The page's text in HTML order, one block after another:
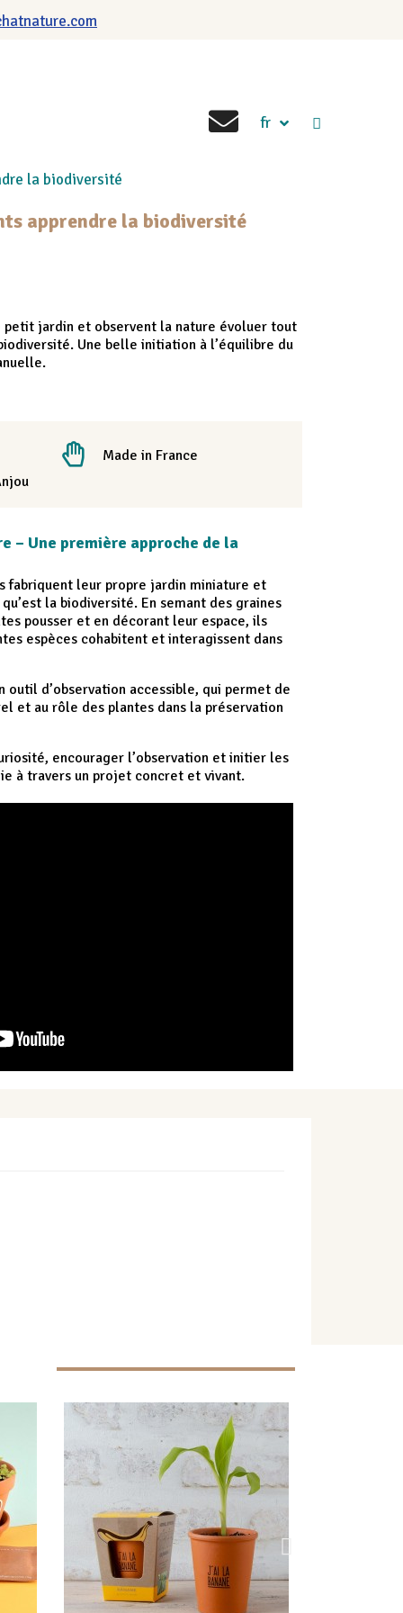
fr
la biodiversité
apprendre la biodiversité
petit jardin et observent la nature évoluer tout
. Une belle initiation à l’équilibre du
Made in France
– Une première approche de la
fabriquent leur propre jardin miniature et
la biodiversité. En semant des graines
pousser et en décorant leur espace, ils
espèces cohabitent et interagissent dans
outil d’observation accessible, qui permet de
et au rôle des plantes dans la préservation
encourager l’observation et initier les
à travers un projet concret et vivant.